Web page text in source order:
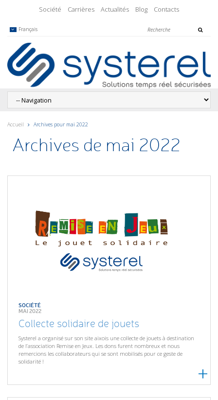
Société Carrières Actualités Blog Contacts
Français
Accueil Archives pour mai 2022
Archives de mai 2022
SOCIÉTÉ
MAI 2022
Collecte solidaire de jouets
Systerel a organisé sur son site aixois une collecte de jouets à destination
de l’association Remise en Jeux. Les dons furent nombreux et nous
remercions les collaborateurs qui se sont mobilisés pour ce geste de
solidarité !